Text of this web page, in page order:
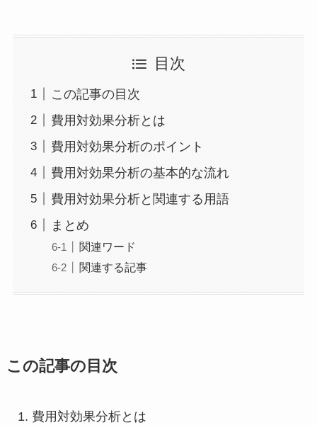
目次
この記事の目次
費用対効果分析とは
費用対効果分析のポイント
費用対効果分析の基本的な流れ
費用対効果分析と関連する用語
まとめ
関連ワード
関連する記事
この記事の目次
費用対効果分析とは